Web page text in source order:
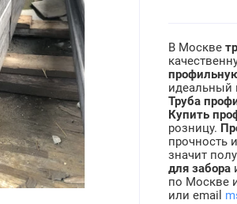
В Москве
идеальный
Труба
Купить
розницу.
прочность
значит
для забора
по Москве
или email